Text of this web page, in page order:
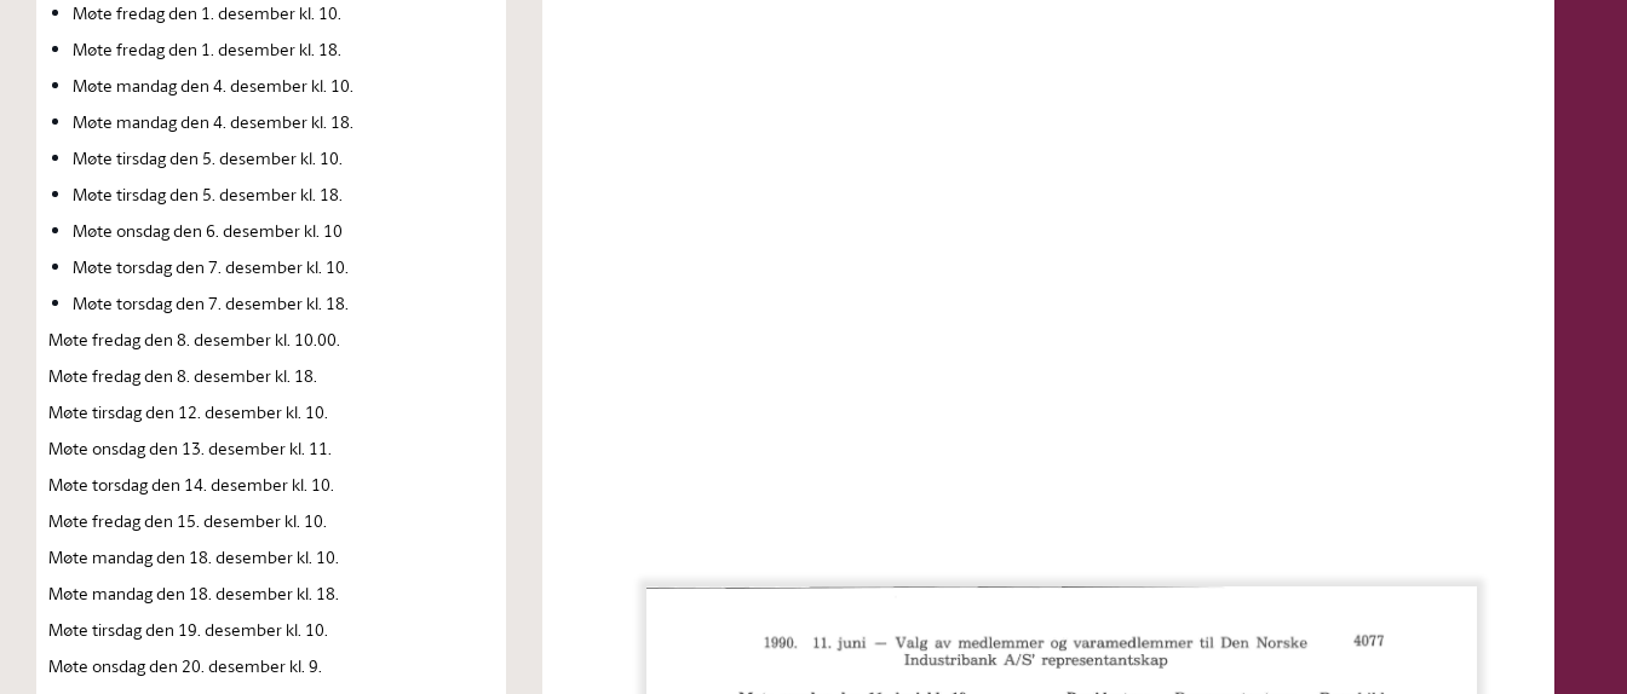
Møte fredag den 1. desember kl. 10.
Møte fredag den 1. desember kl. 18.
Møte mandag den 4. desember kl. 10.
Møte mandag den 4. desember kl. 18.
Møte tirsdag den 5. desember kl. 10.
Møte tirsdag den 5. desember kl. 18.
Møte onsdag den 6. desember kl. 10
Møte torsdag den 7. desember kl. 10.
Møte torsdag den 7. desember kl. 18.
Møte fredag den 8. desember kl. 10.00.
Møte fredag den 8. desember kl. 18.
Møte tirsdag den 12. desember kl. 10.
Møte onsdag den 13. desember kl. 11.
Møte torsdag den 14. desember kl. 10.
Møte fredag den 15. desember kl. 10.
Møte mandag den 18. desember kl. 10.
Møte mandag den 18. desember kl. 18.
Møte tirsdag den 19. desember kl. 10.
Møte onsdag den 20. desember kl. 9.